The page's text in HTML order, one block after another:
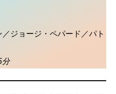
ジョージ・ペパード／パト
分